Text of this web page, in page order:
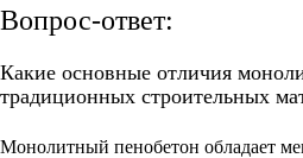
Вопрос-ответ:
Какие основные отличия
традиционных строительных
Монолитный пенобетон обладает